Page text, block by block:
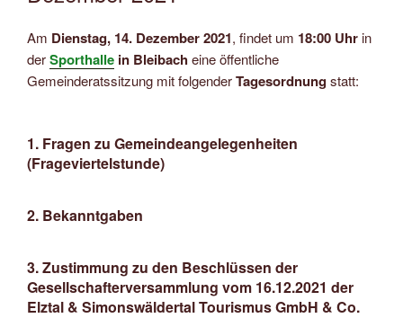
Am Dienstag, 14. Dezember 2021, findet um 18:00 Uhrin
derSporthalle in Bleibacheine öffentliche
Gemeinderatssitzung mit folgenderTagesordnungstatt:
1. Fragen zu Gemeindeangelegenheiten
(Frageviertelstunde)
2. Bekanntgaben
3. Zustimmung zu den Beschlüssen der
Gesellschafterversammlung vom 16.12.2021 der
Elztal & Simonswäldertal Tourismus GmbH & Co.